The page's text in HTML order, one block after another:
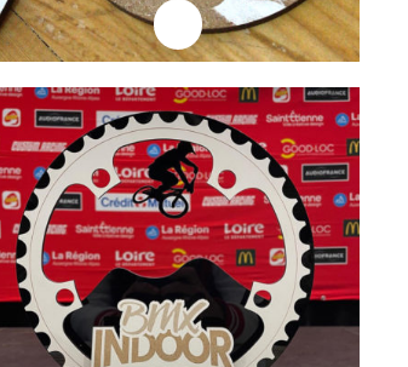
Lire la suite
Professionnels
Trophée BMX